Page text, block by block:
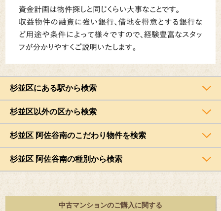
杉並区にある駅から検索
杉並区以外の区から検索
杉並区 阿佐谷南のこだわり物件を検索
杉並区 阿佐谷南の種別から検索
中古マンションのご購入に関する